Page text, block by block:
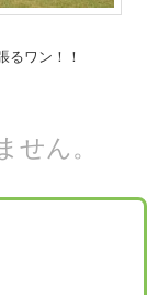
るワン！！
せん。